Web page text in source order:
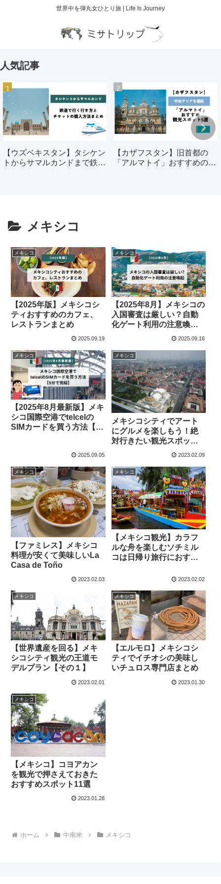
世界中を弾丸女ひとり旅 | Life Is Journey
人気記事
【ウズベキスタン】タシケン
トからサマルカンドまで鉄道
【カザフスタン】旧首都の
「アルマトイ」おすすめの観
メキシコ
メキシコ
【2025年版】メキシコシ
ティおすすめのカフェ、
レストランまとめ
2025.09.19
メキシコ
【2025年8月】メキシコの
入国審査は厳しい？自動
化ゲート利用の注意喚起
2025.09.16
メキシコ
【2025年8月最新版】メキ
シコ国際空港でtelcelの
SIMカードを買う方法【5
2025.09.05
メキシコ
メキシコシティでアート
にグルメを楽しもう！絶
対行きたい観光スポット
2023.02.09
メキシコ
【ファミレス】メキシコ
料理が安くて美味しいLa
Casa de Toño
2023.02.03
メキシコ
【メキシコ観光】カラフ
ルな舟を楽しむソチミル
コは日帰り旅行におすす
2023.02.02
メキシコ
【世界遺産を回る】メキ
シコシティ観光の王道モ
デルプラン【その１】
2023.02.01
メキシコ
【エルモロ】メキシコシ
ティでイチオシの美味し
いチュロス専門店まとめ
2023.01.30
メキシコ
【メキシコ】コヨアカン
を観光で押さえておきた
おすすめスポット11選
2023.01.28
ホーム 中南米 メキシコ